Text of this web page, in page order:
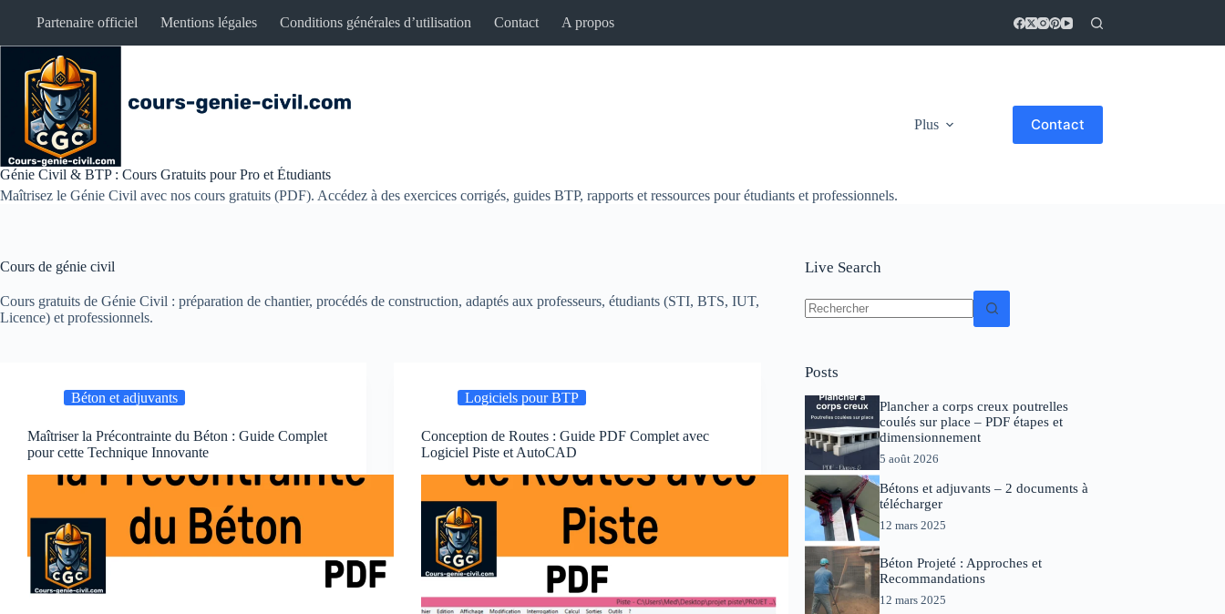
Partenaire officiel Mentions légales Conditions générales d’utilisation Contact A propos
Génie Civil & BTP : Cours Gratuits pour Pro et Étudiants
Maîtrisez le Génie Civil avec nos cours gratuits (PDF). Accédez à des exercices corrigés, guides BTP, rapports et ressources pour étudiants et professionnels.
Plus Contact
Cours de génie civil
Cours gratuits de Génie Civil : préparation de chantier, procédés de construction, adaptés aux professeurs, étudiants (STI, BTS, IUT,
Licence) et professionnels.
Béton et adjuvants
Maîtriser la Précontrainte du Béton : Guide Complet
pour cette Technique Innovante
Logiciels pour BTP
Conception de Routes : Guide PDF Complet avec
Logiciel Piste et AutoCAD
Live Search
Posts
Plancher a corps creux poutrelles
coulés sur place – PDF étapes et
dimensionnement
5 août 2026
Bétons et adjuvants – 2 documents à
télécharger
12 mars 2025
Béton Projeté : Approches et
Recommandations
12 mars 2025